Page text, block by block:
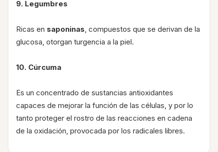
9. Legumbres
Ricas en saponinas, compuestos que se derivan de la
glucosa, otorgan turgencia a la piel.
10. Cúrcuma
Es un concentrado de sustancias antioxidantes
capaces de mejorar la función de las células, y por lo
tanto proteger el rostro de las reacciones en cadena
de la oxidación, provocada por los radicales libres.